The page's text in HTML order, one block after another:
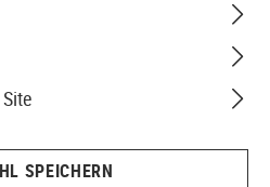
SPEICHERN